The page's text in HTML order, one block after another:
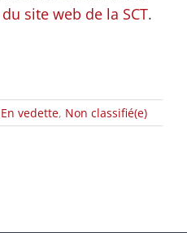
site web de la SCT.
En vedette, Non classifié(e)